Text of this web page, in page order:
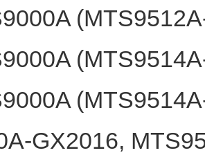
(MTS9514A-
(MTS9514A-
GX2016,